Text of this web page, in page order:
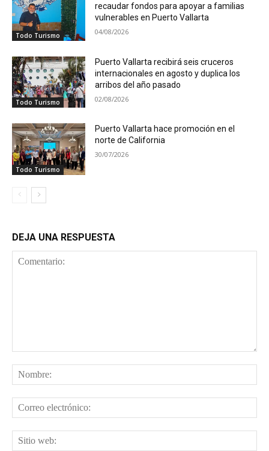
Todo Turismo
recaudar fondos para apoyar a familias
vulnerables en Puerto Vallarta
04/08/2026
Todo Turismo
Puerto Vallarta recibirá seis cruceros
internacionales en agosto y duplica los
arribos del año pasado
02/08/2026
Todo Turismo
Puerto Vallarta hace promoción en el
norte de California
30/07/2026
DEJA UNA RESPUESTA